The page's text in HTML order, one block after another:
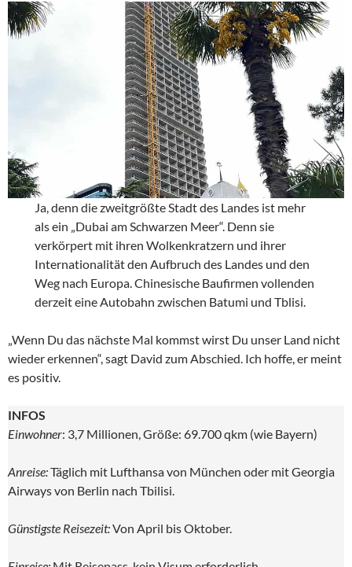
Ja, denn die zweitgrößte Stadt des Landes ist mehr
als ein „Dubai am Schwarzen Meer“. Denn sie
verkörpert mit ihren Wolkenkratzern und ihrer
Internationalität den Aufbruch des Landes und den
Weg nach Europa. Chinesische Baufirmen vollenden
derzeit eine Autobahn zwischen Batumi und Tblisi.
„Wenn Du das nächste Mal kommst wirst Du unser Land nicht
wieder erkennen“, sagt David zum Abschied. Ich hoffe, er meint
es positiv.
INFOS
Einwohner: 3,7 Millionen, Größe: 69.700 qkm (wie Bayern)
Anreise:Täglich mit Lufthansa von München oder mit Georgia
Airways von Berlin nach Tbilisi.
Günstigste Reisezeit:Von April bis Oktober.